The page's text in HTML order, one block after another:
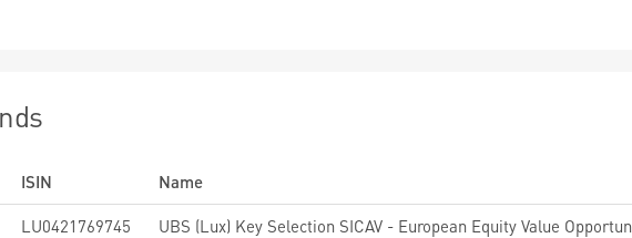
ISIN Name
LU0421769745